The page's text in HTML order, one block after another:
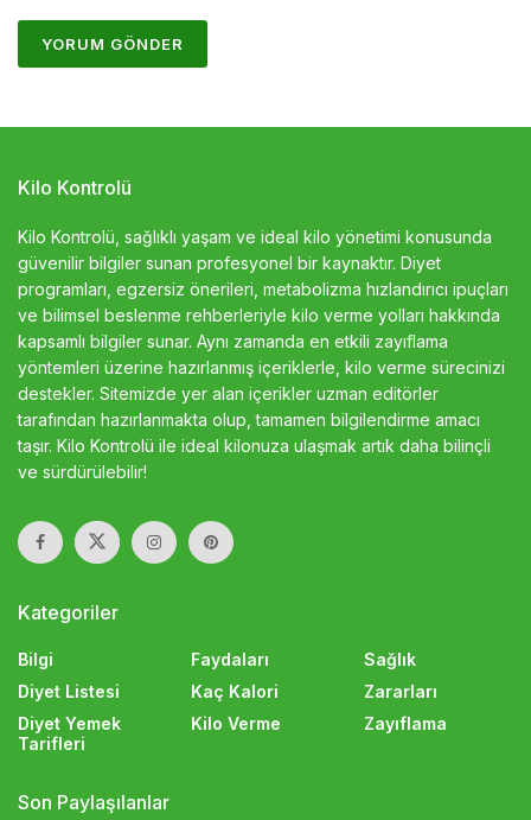
Kilo Kontrolü
Kilo Kontrolü, sağlıklı yaşam ve ideal kilo yönetimi konusunda
güvenilir bilgiler sunan profesyonel bir kaynaktır. Diyet
programları, egzersiz önerileri, metabolizma hızlandırıcı ipuçları
ve bilimsel beslenme rehberleriyle kilo verme yolları hakkında
kapsamlı bilgiler sunar. Aynı zamanda en etkili zayıflama
yöntemleri üzerine hazırlanmış içeriklerle, kilo verme sürecinizi
destekler. Sitemizde yer alan içerikler uzman editörler
tarafından hazırlanmakta olup, tamamen bilgilendirme amacı
taşır. Kilo Kontrolü ile ideal kilonuza ulaşmak artık daha bilinçli
ve sürdürülebilir!
Kategoriler
Bilgi
Diyet Listesi
Diyet Yemek
Tarifleri
Faydaları
Kaç Kalori
Kilo Verme
Sağlık
Zararları
Zayıflama
Son Paylaşılanlar